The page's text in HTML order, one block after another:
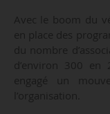
Avec le boom du
en place des
du nombre
d’environ 300 en
engagé un
l’organisation.